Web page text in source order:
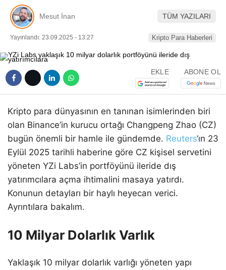
Mesut İnan TÜM YAZILARI
Yayınlandı: 23.09.2025 - 13:27 Kripto Para Haberleri
EKLE ABONE OL
Kripto para dünyasının en tanınan isimlerinden biri
olan Binance’in kurucu ortağı Changpeng Zhao (CZ)
bugün önemli bir hamle ile gündemde. Reuters‘ın 23
Eylül 2025 tarihli haberine göre CZ kişisel servetini
yöneten YZi Labs’in portföyünü ileride dış
yatırımcılara açma ihtimalini masaya yatırdı.
Konunun detayları bir haylı heyecan verici.
Ayrıntılara bakalım.
10 Milyar Dolarlık Varlık
Yaklaşık 10 milyar dolarlık varlığı yöneten yapı